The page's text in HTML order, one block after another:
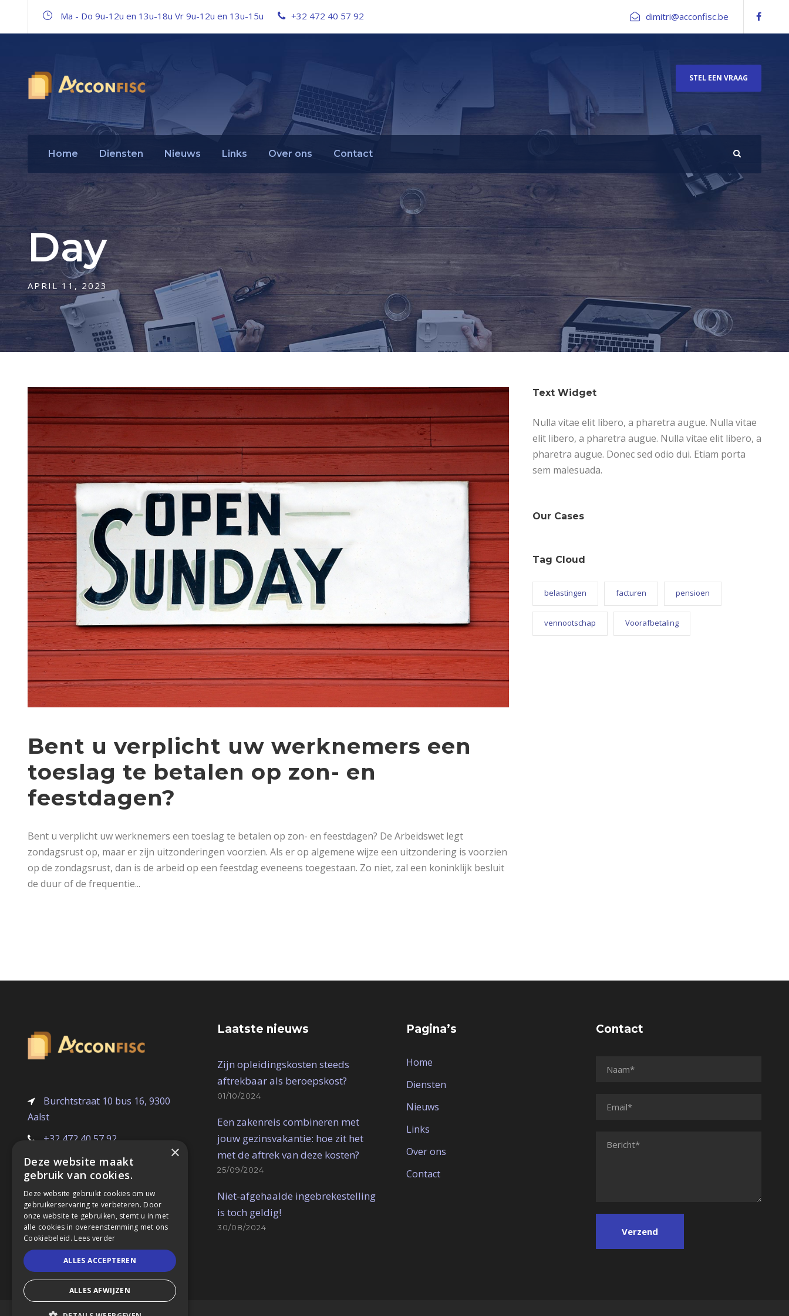
Ma - Do 9u-12u en 13u-18u Vr 9u-12u en 13u-15u +32 472 40 57 92 dimitri@acconfisc.be
STEL EEN VRAAG
Home Diensten Nieuws Links Over ons Contact
Day
APRIL 11, 2023
Bent u verplicht uw werknemers een
toeslag te betalen op zon- en
feestdagen?
Bent u verplicht uw werknemers een toeslag te betalen op zon- en feestdagen? De Arbeidswet legt
zondagsrust op, maar er zijn uitzonderingen voorzien. Als er op algemene wijze een uitzondering is voorzien
op de zondagsrust, dan is de arbeid op een feestdag eveneens toegestaan. Zo niet, zal een koninklijk besluit
de duur of de frequentie...
Text Widget
Nulla vitae elit libero, a pharetra augue. Nulla vitae
elit libero, a pharetra augue. Nulla vitae elit libero, a
pharetra augue. Donec sed odio dui. Etiam porta
sem malesuada.
Our Cases
Tag Cloud
belastingen facturen pensioen
vennootschap Voorafbetaling
Burchtstraat 10 bus 16, 9300
Aalst
+32 472 40 57 92
dimitri@acconfisc.be
BE 0686.785.932
Fiscaal accountant ITAA 10.760.633
Laatste nieuws
Zijn opleidingskosten steeds
aftrekbaar als beroepskost?
01/10/2024
Een zakenreis combineren met
jouw gezinsvakantie: hoe zit het
met de aftrek van deze kosten?
25/09/2024
Niet-afgehaalde ingebrekestelling
is toch geldig!
30/08/2024
Pagina’s
Home
Diensten
Nieuws
Links
Over ons
Contact
Contact
×
Deze website maakt
gebruik van cookies.
Deze website gebruikt cookies om uw
gebruikerservaring te verbeteren. Door
onze website te gebruiken, stemt u in met
alle cookies in overeenstemming met ons
Cookiebeleid. Lees verder
ALLES ACCEPTEREN
ALLES AFWIJZEN